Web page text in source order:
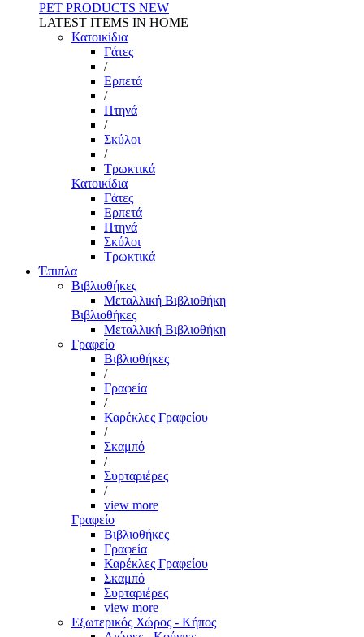
PET PRODUCTS NEW
LATEST ITEMS IN HOME
Κατοικίδια
Γάτες
/
Ερπετά
/
Πτηνά
/
Σκύλοι
/
Τρωκτικά
Κατοικίδια
Γάτες
Ερπετά
Πτηνά
Σκύλοι
Τρωκτικά
Έπιπλα
Βιβλιοθήκες
Μεταλλική Βιβλιοθήκη
Βιβλιοθήκες
Μεταλλική Βιβλιοθήκη
Γραφείο
Βιβλιοθήκες
/
Γραφεία
/
Καρέκλες Γραφείου
/
Σκαμπό
/
Συρταριέρες
/
view more
Γραφείο
Βιβλιοθήκες
Γραφεία
Καρέκλες Γραφείου
Σκαμπό
Συρταριέρες
view more
Εξωτερικός Χώρος - Κήπος